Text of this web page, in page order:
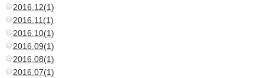
2016.12(1)
2016.11(1)
2016.10(1)
2016.09(1)
2016.08(1)
2016.07(1)